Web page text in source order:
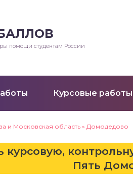
помощи студентам России
Курсовые работы
и Московская область » Домодедово
курсовую,
Пять